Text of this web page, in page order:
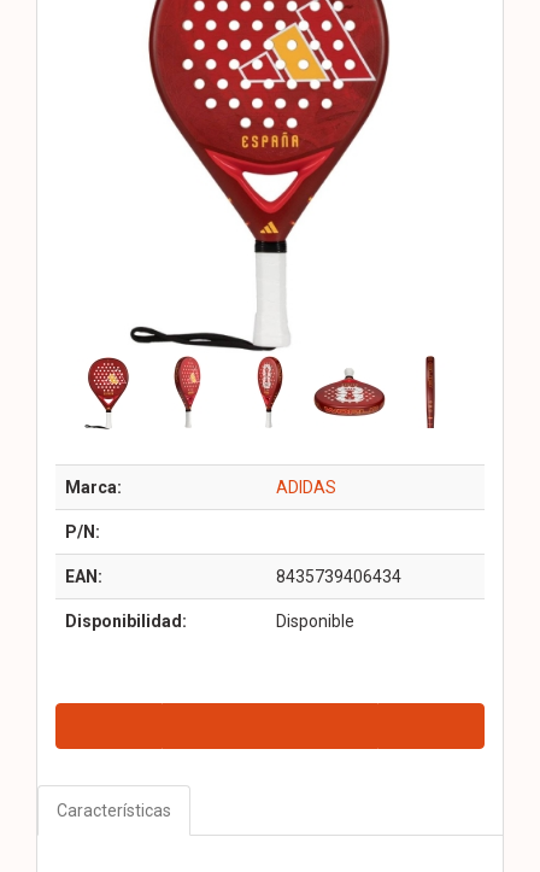
Marca: ADIDAS
P/N:
EAN: 8435739406434
Disponibilidad: Disponible
Características